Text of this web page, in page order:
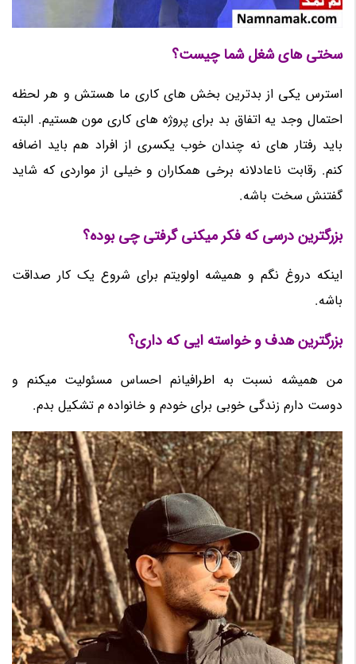
سختی های شغل شما چیست؟
استرس یکی از بدترین بخش های کاری ما هستش و هر لحظه
احتمال وجد یه اتفاق بد برای پروژه های کاری مون هستیم. البته
باید رفتار های نه چندان خوب یکسری از افراد هم باید اضافه
کنم. رقابت ناعادلانه برخی همکاران و خیلی از مواردی که شاید
گفتنش سخت باشه.
بزرگترین درسی که فکر میکنی گرفتی چی بوده؟
اینکه دروغ نگم و همیشه اولویتم برای شروع یک کار صداقت
باشه.
بزرگترین هدف و خواسته ایی که داری؟
من همیشه نسبت به اطرافیانم احساس مسئولیت میکنم و
دوست دارم زندگی خوبی برای خودم و خانواده م تشکیل بدم.